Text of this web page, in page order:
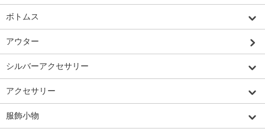
ボトムス
アウター
シルバーアクセサリー
アクセサリー
服飾小物